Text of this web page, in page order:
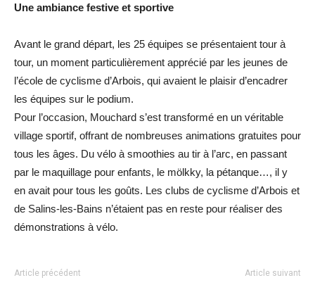
Une ambiance festive et sportive
Avant le grand départ, les 25 équipes se présentaient tour à
tour, un moment particulièrement apprécié par les jeunes de
l’école de cyclisme d’Arbois, qui avaient le plaisir d’encadrer
les équipes sur le podium.
Pour l’occasion, Mouchard s’est transformé en un véritable
village sportif, offrant de nombreuses animations gratuites pour
tous les âges. Du vélo à smoothies au tir à l’arc, en passant
par le maquillage pour enfants, le mölkky, la pétanque…, il y
en avait pour tous les goûts. Les clubs de cyclisme d’Arbois et
de Salins-les-Bains n’étaient pas en reste pour réaliser des
démonstrations à vélo.
Article précédent Article suivant